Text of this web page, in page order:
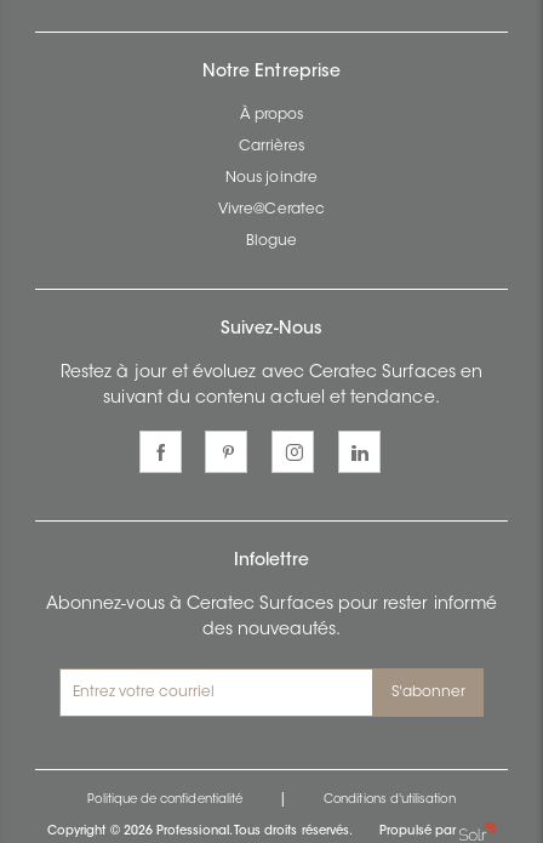
Notre Entreprise
À propos
Carrières
Nous joindre
Vivre@Ceratec
Blogue
Suivez-Nous
Restez à jour et évoluez avec Ceratec Surfaces en
suivant du contenu actuel et tendance.
Infolettre
Abonnez-vous à Ceratec Surfaces pour rester informé
des nouveautés.
S'abonner
Politique de confidentialité Conditions d'utilisation
Copyright © 2026 Professional. Tous droits réservés. Propulsé par